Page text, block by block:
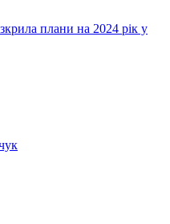
плани на 2024 рік у